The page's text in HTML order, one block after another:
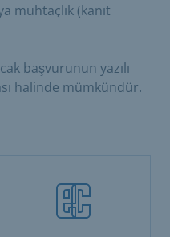
muhtaçlık (kanıt
başvurunun yazılı
halinde mümkündür.